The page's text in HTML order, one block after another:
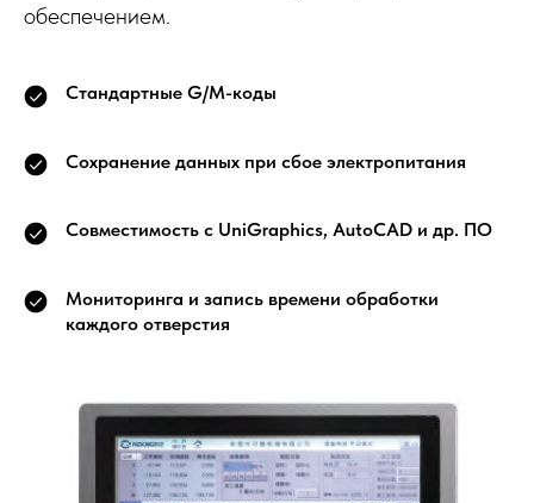
обеспечением.
Стандартные G/M-коды
Сохранение данных при сбое электропитания
Совместимость с UniGraphics, AutoCAD и др. ПО
Мониторинга и запись времени обработки
каждого отверстия